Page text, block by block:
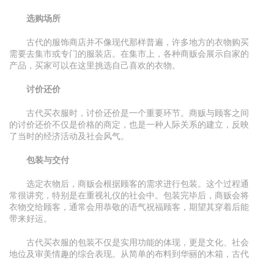
选购场所
古代的服饰商店并不像现代那样普遍，许多地方的衣物购买
需要去集市或专门的服装店。在集市上，各种商贩会展示自家的
产品，买家可以在这里挑选自己喜欢的衣物。
讨价还价
古代买衣服时，讨价还价是一个重要环节。商贩与顾客之间
的讨价还价不仅是价格的商定，也是一种人际关系的建立，反映
了当时的经济活动及社会风气。
包装与交付
选定衣物后，商贩会根据顾客的需求进行包装。这个过程通
常很讲究，特别是在重视礼仪的社会中。包装完毕后，商贩会将
衣物交给顾客，通常会用恭敬的语气祝福顾客，期望其穿着后能
带来好运。
古代买衣服的包装不仅是实用功能的体现，更是文化、社会
地位及审美情趣的综合表现。从简单的布料到华丽的木箱，古代